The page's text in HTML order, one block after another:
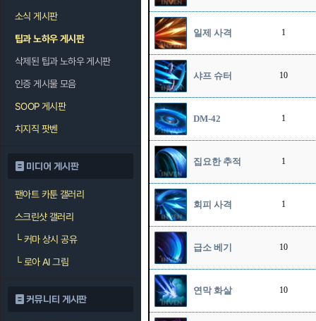
소식 게시판
팁과 노하우 게시판
삭제된 팁과 노하우 게시판
인증 게시물 모음
SOOP 게시판
치지직 팟벤
미디어 게시판
팬아트 카툰 갤러리
스크린샷 갤러리
└커마 상시 공유
└로아 AI 그림
커뮤니티 게시판
일제 사격 1
샤프 슈터 10
DM-42 1
집요한 추적 1
회피 사격 1
급소 베기 10
연막 화살 10